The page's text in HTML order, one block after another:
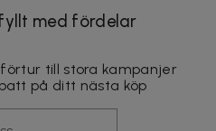
med fördelar
till stora kampanjer
på ditt nästa köp